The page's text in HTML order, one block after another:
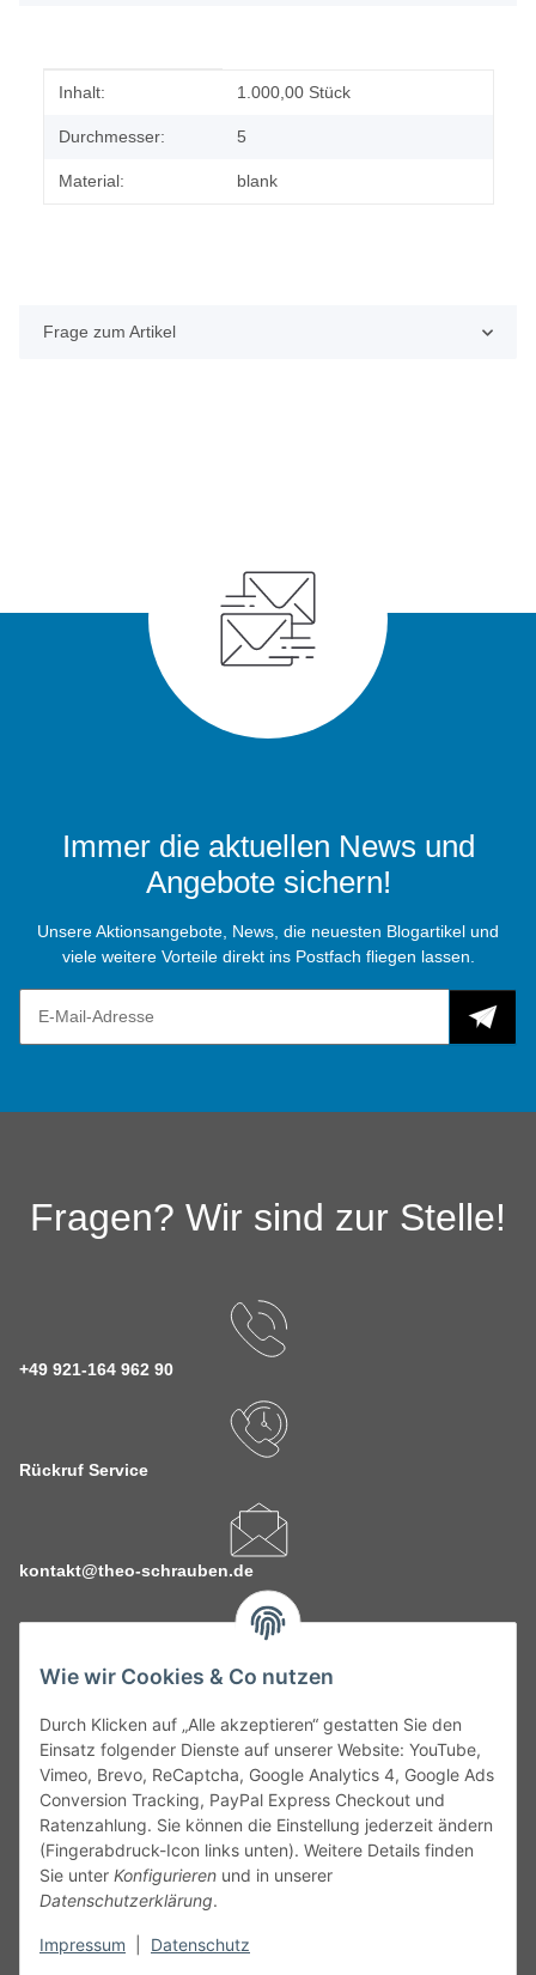
Wie wir Cookies & Co nutzen
Durch Klicken auf „Alle akzeptieren“ gestatten Sie den
Einsatz folgender Dienste auf unserer Website: YouTube,
Vimeo, Brevo, ReCaptcha, Google Analytics 4, Google Ads
Conversion Tracking, PayPal Express Checkout und
Ratenzahlung. Sie können die Einstellung jederzeit ändern
(Fingerabdruck-Icon links unten). Weitere Details finden
Sie unter Konfigurieren und in unserer
Datenschutzerklärung.
Impressum Datenschutz
Produkteigenschaft
Wert
Inhalt: 1.000,00 Stück
Durchmesser: 5
Material: blank
Frage zum Artikel
Immer die aktuellen News und
Angebote sichern!
Unsere Aktionsangebote, News, die neuesten Blogartikel und
viele weitere Vorteile direkt ins Postfach fliegen lassen.
Fragen? Wir sind zur Stelle!
+49 921-164 962 90
Rückruf Service
kontakt@theo-schrauben.de
Service
Gesetzliche Informationen
Alle technischen Angaben ohne Gewähr. Irrtümer und fehlerhafte
Angaben vorbehalten. Wenn Sie Datenblätter oder spezielle
unseren Kundenservice. Abbildungen der Artikel können